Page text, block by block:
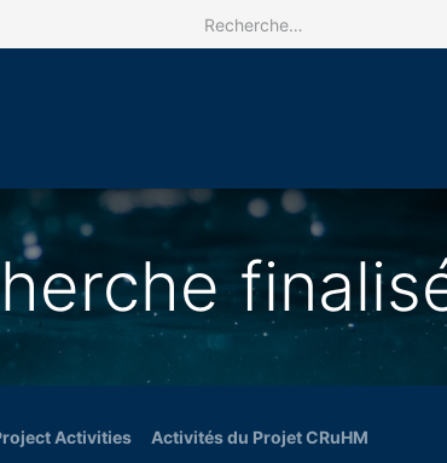
Activities Activités du Projet CRuHM